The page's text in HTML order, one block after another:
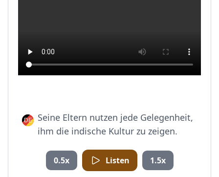
Seine Eltern nutzen jede Gelegenheit,
ihm die indische Kultur zu zeigen.
0.5x Listen 1.5x